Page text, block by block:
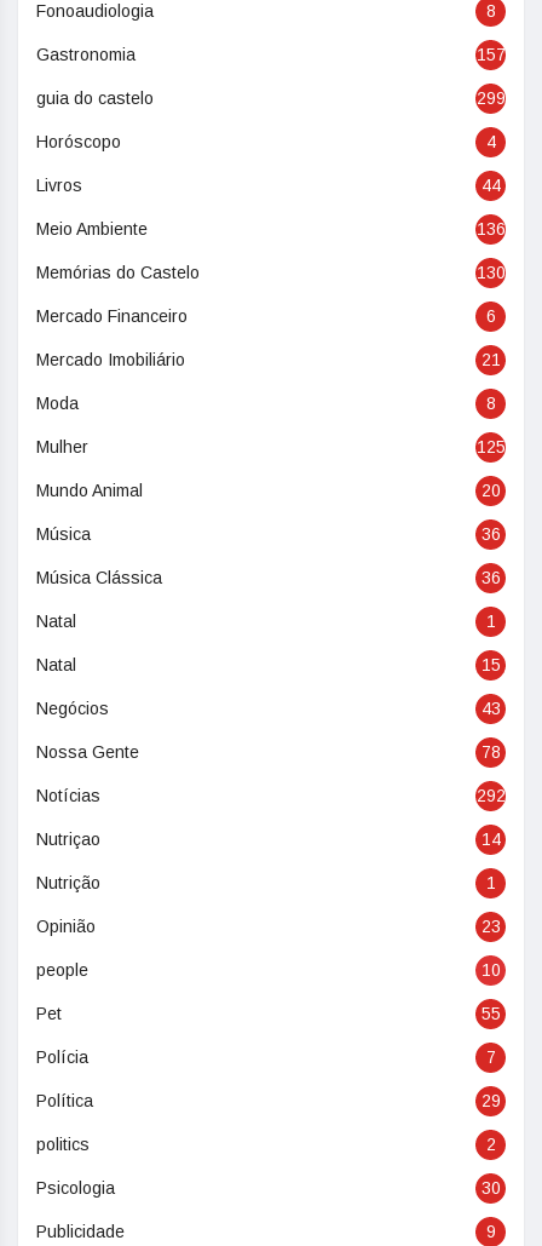
Fonoaudiologia 8
Gastronomia 157
guia do castelo 299
Horóscopo 4
Livros 44
Meio Ambiente 136
Memórias do Castelo 130
Mercado Financeiro 6
Mercado Imobiliário 21
Moda 8
Mulher 125
Mundo Animal 20
Música 36
Música Clássica 36
Natal 1
Natal 15
Negócios 43
Nossa Gente 78
Notícias 292
Nutriçao 14
Nutrição 1
Opinião 23
people 10
Pet 55
Polícia 7
Política 29
politics 2
Psicologia 30
Publicidade 9